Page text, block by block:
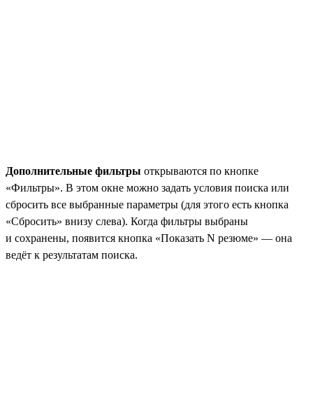
Дополнительные фильтры открываются по кнопке
«Фильтры». В этом окне можно задать условия поиска или
сбросить все выбранные параметры (для этого есть кнопка
«Сбросить» внизу слева). Когда фильтры выбраны
и сохранены, появится кнопка «Показать N резюме» — она
ведёт к результатам поиска.